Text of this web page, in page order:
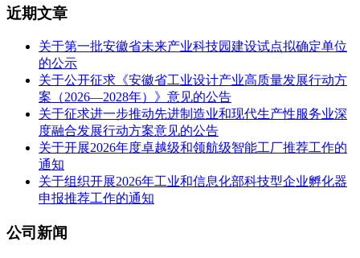
近期文章
关于第一批安徽省未来产业科技园建设试点拟确定单位
的公示
关于公开征求《安徽省工业设计产业高质量发展行动方
案（2026—2028年）》意见的公告
关于征求进一步推动先进制造业和现代生产性服务业深
度融合发展行动方案意见的公告
关于开展2026年度卓越级和领航级智能工厂推荐工作的
通知
关于组织开展2026年工业和信息化部科技型企业孵化器
申报推荐工作的通知
公司新闻